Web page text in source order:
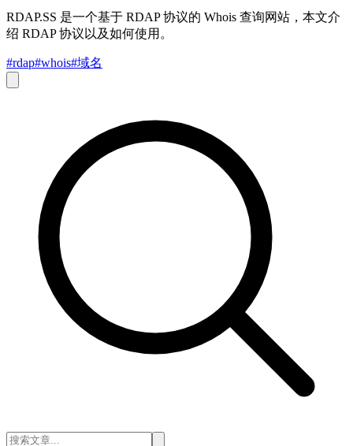
RDAP.SS 是一个基于 RDAP 协议的 Whois 查询网站，本文介
绍 RDAP 协议以及如何使用。
#rdap#whois#域名